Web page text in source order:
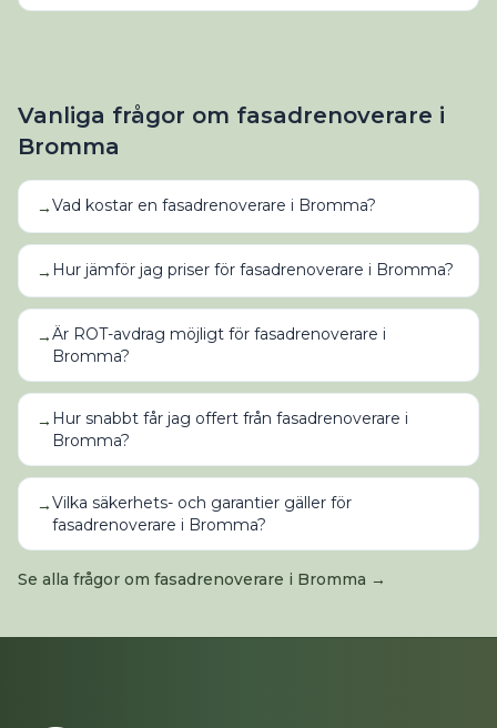
Vanliga frågor om fasadrenoverare i
Bromma
→Vad kostar en fasadrenoverare i Bromma?
→ Hur jämför jag priser för fasadrenoverare i Bromma?
→Är ROT-avdrag möjligt för fasadrenoverare i
Bromma?
→ Hur snabbt får jag offert från fasadrenoverare i
Bromma?
→Vilka säkerhets- och garantier gäller för
fasadrenoverare i Bromma?
Se alla frågor om fasadrenoverare i Bromma →